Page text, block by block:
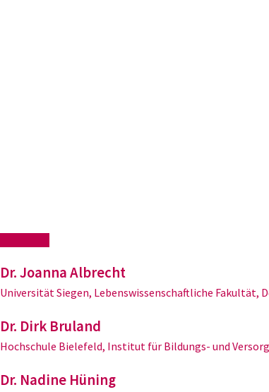
Dr. Joanna Albrecht
Universität Siegen, Lebenswissenschaftliche Fakultät,
Dr. Dirk Bruland
Hochschule Bielefeld, Institut für Bildungs- und
Dr. Nadine Hüning